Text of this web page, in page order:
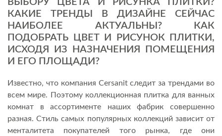
КАКИЕ ТРЕНДЫ В ДИЗАЙНЕ СЕЙЧАС
НАИБОЛЕЕ АКТУАЛЬНЫ? КАК
ПОДОБРАТЬ ЦВЕТ И РИСУНОК ПЛИТКИ,
ИСХОДЯ ИЗ НАЗНАЧЕНИЯ ПОМЕЩЕНИЯ
И ЕГО ПЛОЩАДИ?
Известно, что компания Cersanit следит за трендами во
всем мире. Поэтому коллекционная плитка для ванных
комнат в ассортименте наших фабрик совершенно
разная. Стиль самых популярных коллекций зависит от
менталитета покупателей того рынка, где они